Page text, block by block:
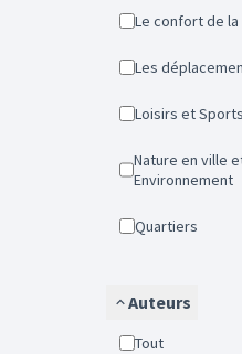
Le confort de
Les
Loisirs et Sports
Nature en ville et
Environnement
Quartiers
Auteurs
Tout